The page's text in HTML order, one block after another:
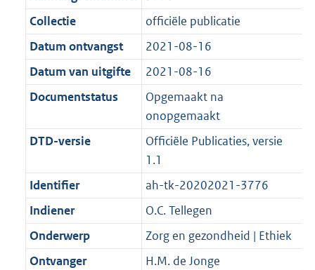
e
i
n
f
m
a
t
5
K
b
i
e
i
n
r
m
a
t
1
0
K
b
t
i
e
i
o
r
a
a
t
:
1
1
K
a
t
i
e
f
o
m
a
a
t
:
1
6
K
d
s
g
r
o
o
t
t
:
2
K
b
n
d
s
g
r
o
o
t
e
:
2
K
b
Collectie
officiële publicatie
Datum ontvangst
2021-08-16
Datum van uitgifte
2021-08-16
Documentstatus
Opgemaakt na
onopgemaakt
DTD-versie
Officiële Publicaties, versie
1.1
Identifier
ah-tk-20202021-3776
Indiener
O.C. Tellegen
Onderwerp
Zorg en gezondheid | Ethiek
Ontvanger
H.M. de Jonge